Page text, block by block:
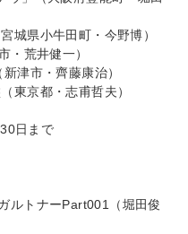
城県小牛田町・今野博）
・荒井健一）
津市・齊藤康治）
東京都・志甫哲夫）
日まで
トナーPart001（堀田俊